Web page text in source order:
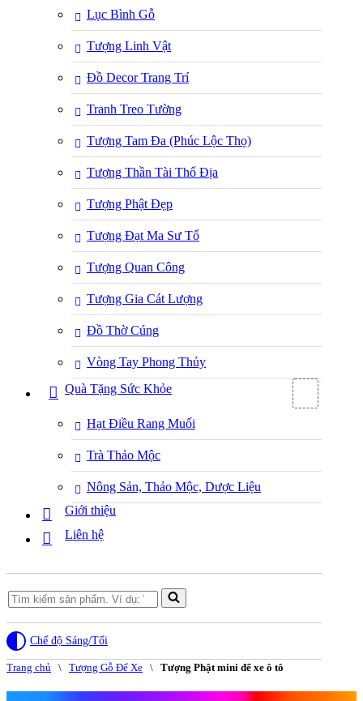
Lục Bình Gỗ
Tượng Linh Vật
Đồ Decor Trang Trí
Tranh Treo Tường
Tượng Tam Đa (Phúc Lộc Thọ)
Tượng Thần Tài Thổ Địa
Tượng Phật Đẹp
Tượng Đạt Ma Sư Tổ
Tượng Quan Công
Tượng Gia Cát Lượng
Đồ Thờ Cúng
Vòng Tay Phong Thủy
Quà Tặng Sức Khỏe
Hạt Điều Rang Muối
Trà Thảo Mộc
Nông Sản, Thảo Mộc, Dược Liệu
Giới thiệu
Liên hệ
Search
for...
Chế độ Sáng/Tối
Trang chủ \ Tượng Gỗ Để Xe \ Tượng Phật mini để xe ô tô